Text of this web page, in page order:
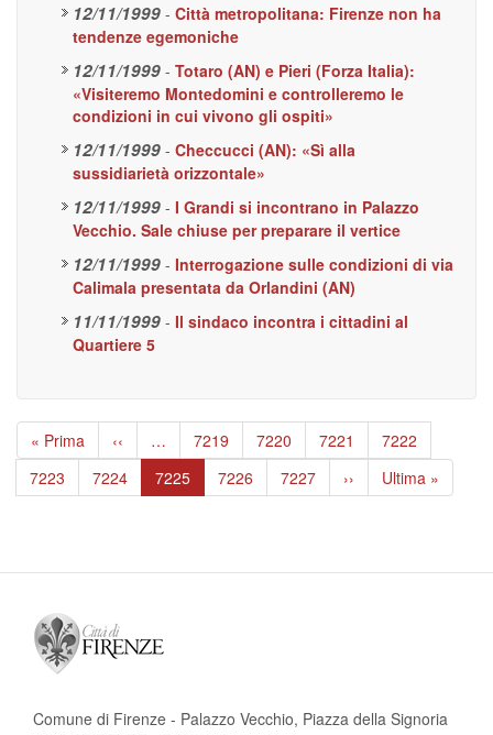
12/11/1999 - Città metropolitana: Firenze non ha
tendenze egemoniche
12/11/1999 - Totaro (AN) e Pieri (Forza Italia):
«Visiteremo Montedomini e controlleremo le
condizioni in cui vivono gli ospiti»
12/11/1999 - Checcucci (AN): «Sì alla
sussidiarietà orizzontale»
12/11/1999 - I Grandi si incontrano in Palazzo
Vecchio. Sale chiuse per preparare il vertice
12/11/1999 - Interrogazione sulle condizioni di via
Calimala presentata da Orlandini (AN)
11/11/1999 - Il sindaco incontra i cittadini al
Quartiere 5
Paginazione
Prima
pagina
« Prima
Pagina
precedente
‹‹ … Page
7219 Page
7220 Page
7221 Page
7222
Page
7223 Page
7224
Pagina
attuale
7225 Page
7226 Page
7227
Pagina
successiva
››
Ultima
pagina
Ultima »
Comune di Firenze - Palazzo Vecchio, Piazza della Signoria